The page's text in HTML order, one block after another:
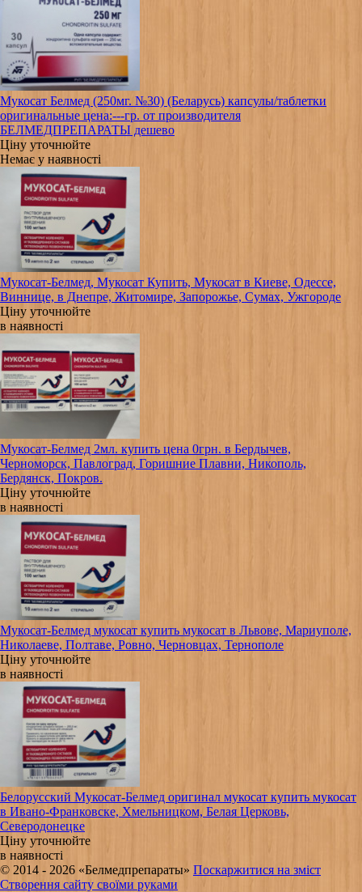
Мукосат Белмед (250мг. №30) (Беларусь) капсулы/таблетки
оригинальные цена:---гр. от производителя
БЕЛМЕДПРЕПАРАТЫ дешево
Ціну уточнюйте
Немає у наявності
Мукосат-Белмед, Мукосат Купить, Мукосат в Киеве, Одессе,
Виннице, в Днепре, Житомире, Запорожье, Сумах, Ужгороде
Ціну уточнюйте
в наявності
Мукосат-Белмед 2мл. купить цена 0грн. в Бердычев,
Черноморск, Павлоград, Горишние Плавни, Никополь,
Бердянск, Покров.
Ціну уточнюйте
в наявності
Мукосат-Белмед мукосат купить мукосат в Львове, Мариуполе,
Николаеве, Полтаве, Ровно, Черновцах, Тернополе
Ціну уточнюйте
в наявності
Белорусский Мукосат-Белмед оригинал мукосат купить мукосат
в Ивано-Франковске, Хмельницком, Белая Церковь,
Северодонецке
Ціну уточнюйте
в наявності
© 2014 - 2026 «Белмедпрепараты» Поскаржитися на зміст
Створення сайту своїми руками